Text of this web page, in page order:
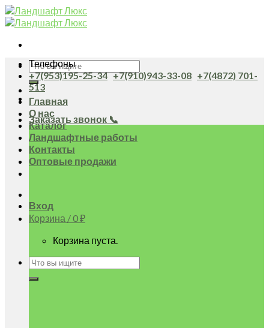
Skip
to
Искать:
Главная
О нас
Каталог
Ландшафтные работы
Контакты
Оптовые продажи
Вход
Корзина /0₽
Корзина пуста.
Искать:
Телефоны
+7(953)195-25-34 +7(910)943-33-08 +7(4872) 701-
513
Заказать звонок 📞